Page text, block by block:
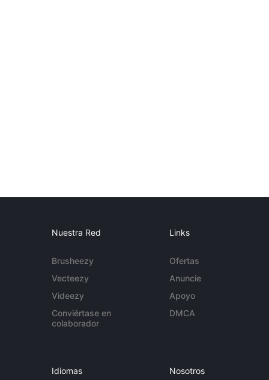
Nuestra Red
Brusheezy
Vecteezy
Videezy
Conviértase en
colaborador
Links
Ofertas
Anuncie
Apoyo
DMCA
Idiomas Nosotros